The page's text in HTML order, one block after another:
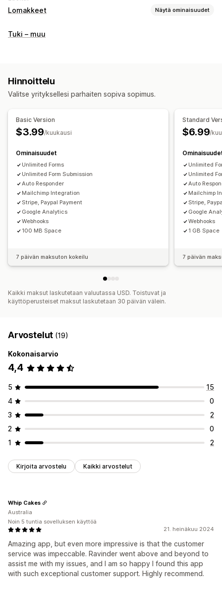
Lomakkeet Näytä ominaisuudet
Lomaketyypit
Rekisteröitymiset
Vedä ja pudota -editori
Mukautetut kentät
Mukautettu CSS-koodi
Tietojen hallinnointi
Sähköpostivastaukset Tietojen vienti
CAPTCHA
Tuki – muu
Hinnoittelu
Valitse yrityksellesi parhaiten sopiva sopimus.
Basic Version
$3.99/kuukausi
Ominaisuudet
Unlimited Forms
Unlimited Form Submission
Auto Responder
Mailchimp Integration
Stripe, Paypal Payment
Google Analytics
Webhooks
100 MB Space
7 päivän maksuton kokeilu
Standard
$6.99/
Unlimited
Unlimited
Auto
Mailchimp
Stripe,
Google
Webhooks
1 GB Space
7 päivän
Kaikki maksut laskutetaan valuutassa USD. Toistuvat ja
käyttöperusteiset maksut laskutetaan 30 päivän välein.
Arvostelut (19)
Kokonaisarvio
4,4
5
15
4
0
3
2
2
0
1
2
Kirjoita arvostelu Kaikki arvostelut
21. heinäkuu 2024
Amazing app, but even more impressive is that the customer
service was impeccable. Ravinder went above and beyond to
assist me with my issues, and I am so happy I found this app
with such exceptional customer support. Highly recommend.
Whip Cakes
Australia
Noin 5 tuntia sovelluksen käyttöä